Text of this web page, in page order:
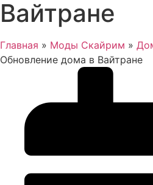
Вайтране
Главная » Моды Скайрим »
Обновление дома в Вайтране